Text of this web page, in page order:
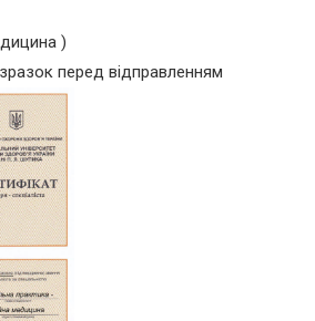
)
перед відправленням